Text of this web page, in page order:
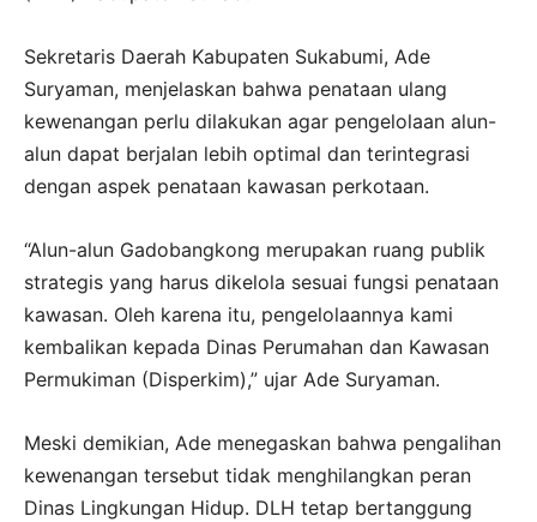
Sekretaris Daerah Kabupaten Sukabumi, Ade
Suryaman, menjelaskan bahwa penataan ulang
kewenangan perlu dilakukan agar pengelolaan alun-
alun dapat berjalan lebih optimal dan terintegrasi
dengan aspek penataan kawasan perkotaan.
“Alun-alun Gadobangkong merupakan ruang publik
strategis yang harus dikelola sesuai fungsi penataan
kawasan. Oleh karena itu, pengelolaannya kami
kembalikan kepada Dinas Perumahan dan Kawasan
Permukiman (Disperkim),” ujar Ade Suryaman.
Meski demikian, Ade menegaskan bahwa pengalihan
kewenangan tersebut tidak menghilangkan peran
Dinas Lingkungan Hidup. DLH tetap bertanggung